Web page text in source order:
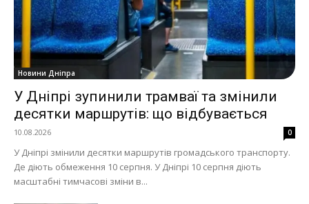
Новини Дніпра
У Дніпрі зупинили трамваї та змінили
десятки маршрутів: що відбувається
10.08.2026 0
У Дніпрі змінили десятки маршрутів громадського транспорту.
Де діють обмеження 10 серпня. У Дніпрі 10 серпня діють
масштабні тимчасові зміни в...